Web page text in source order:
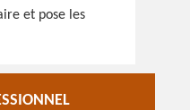
et pose les